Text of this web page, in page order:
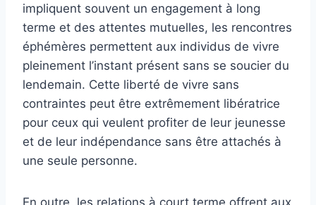
impliquent souvent un engagement à long
terme et des attentes mutuelles, les rencontres
éphémères permettent aux individus de vivre
pleinement l’instant présent sans se soucier du
lendemain. Cette liberté de vivre sans
contraintes peut être extrêmement libératrice
pour ceux qui veulent profiter de leur jeunesse
et de leur indépendance sans être attachés à
une seule personne.
En outre, les relations à court terme offrent aux